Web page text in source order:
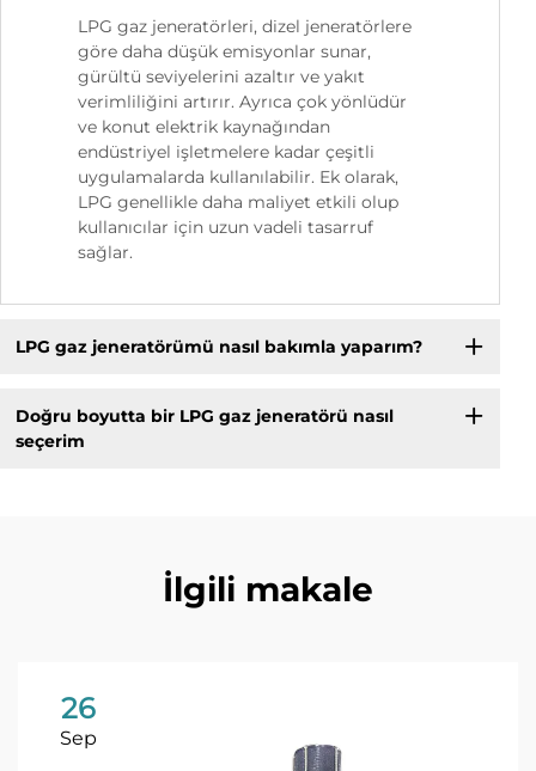
LPG gaz jeneratörleri, dizel jeneratörlere
göre daha düşük emisyonlar sunar,
gürültü seviyelerini azaltır ve yakıt
verimliliğini artırır. Ayrıca çok yönlüdür
ve konut elektrik kaynağından
endüstriyel işletmelere kadar çeşitli
uygulamalarda kullanılabilir. Ek olarak,
LPG genellikle daha maliyet etkili olup
kullanıcılar için uzun vadeli tasarruf
sağlar.
LPG gaz jeneratörümü nasıl bakımla yaparım?
Doğru boyutta bir LPG gaz jeneratörü nasıl
seçerim
İlgili makale
26
Sep